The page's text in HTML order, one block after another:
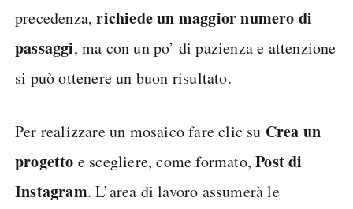
precedenza,richiede un maggior numero di
passaggi, ma con un po’ di pazienza e attenzione
si può ottenere un buon risultato.
Per realizzare un mosaico fare clic su Crea un
progetto e scegliere, come formato,Post di
Instagram. L’area di lavoro assumerà le